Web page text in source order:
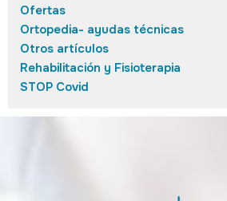
Ofertas
Ortopedia- ayudas técnicas
Otros artículos
Rehabilitación y Fisioterapia
STOP Covid